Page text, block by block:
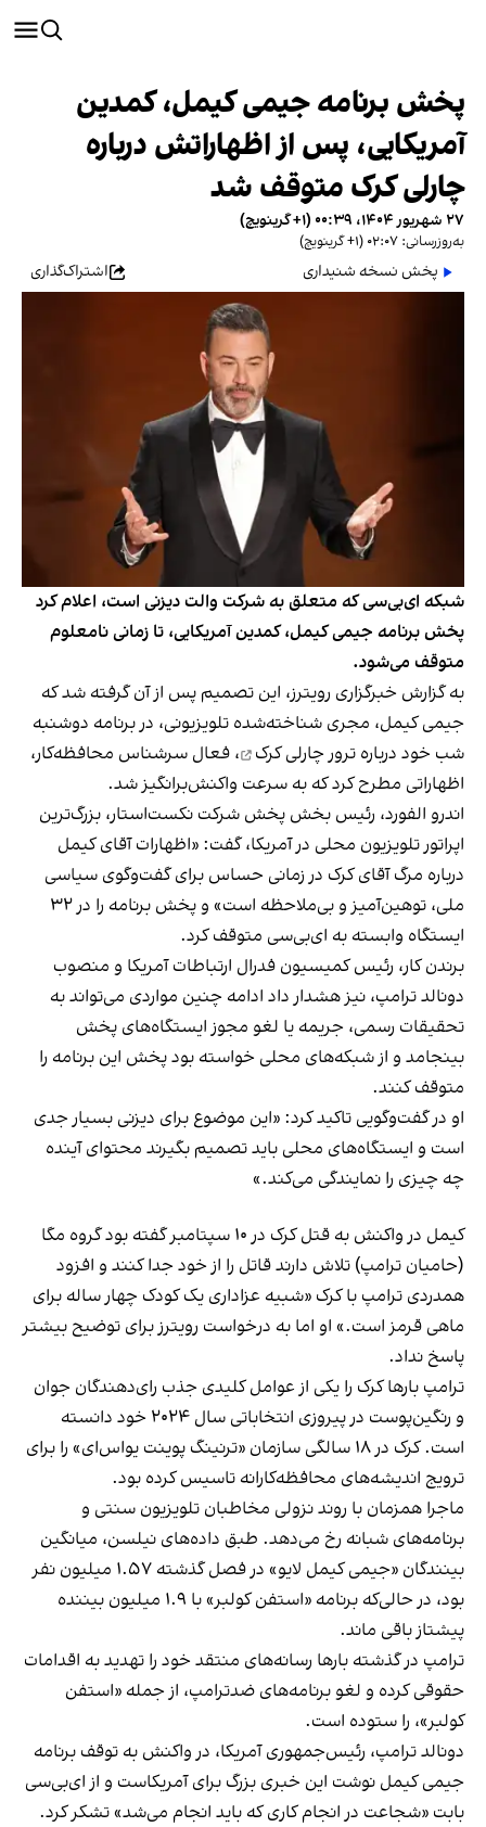
پخش برنامه جیمی کیمل، کمدین
آمریکایی، پس از اظهاراتش درباره
چارلی کرک متوقف شد
۲۷ شهریور ۱۴۰۴، ۰۰:۳۹ (‎+۱ گرینویچ)
به‌روزرسانی: ۰۲:۰۷ (‎+۱ گرینویچ)
پخش نسخه شنیداری اشتراک‌گذاری
شبکه ای‌بی‌سی که متعلق به شرکت والت دیزنی است، اعلام کرد
پخش برنامه جیمی کیمل، کمدین آمریکایی، تا زمانی نامعلوم
متوقف می‌شود.
به گزارش خبرگزاری رویترز، این تصمیم پس از آن گرفته شد که
جیمی کیمل، مجری شناخته‌شده تلویزیونی، در برنامه دوشنبه
شب خود درباره ترور چارلی کرک
، فعال سرشناس محافظه‌کار،
اظهاراتی مطرح کرد که به سرعت واکنش‌برانگیز شد.
اندرو الفورد، رئیس بخش پخش شرکت نکست‌استار، بزرگ‌ترین
اپراتور تلویزیون محلی در آمریکا، گفت: «اظهارات آقای کیمل
درباره مرگ آقای کرک در زمانی حساس برای گفت‌وگوی سیاسی
ملی، توهین‌آمیز و بی‌ملاحظه است» و پخش برنامه را در ۳۲
ایستگاه وابسته به ای‌بی‌سی متوقف کرد.
برندن کار، رئیس کمیسیون فدرال ارتباطات آمریکا و منصوب
دونالد ترامپ، نیز هشدار داد ادامه چنین مواردی می‌تواند به
تحقیقات رسمی، جریمه یا لغو مجوز ایستگاه‌های پخش
بینجامد و از شبکه‌های محلی خواسته بود پخش این برنامه را
متوقف کنند.
او در گفت‌وگویی تاکید کرد: «این موضوع برای دیزنی بسیار جدی
است و ایستگاه‌های محلی باید تصمیم بگیرند محتوای آینده
چه چیزی را نمایندگی می‌کند.»
کیمل در واکنش به قتل کرک در ۱۰ سپتامبر گفته بود گروه مگا
(حامیان ترامپ) تلاش دارند قاتل را از خود جدا کنند و افزود
همدردی ترامپ با کرک «شبیه عزاداری یک کودک چهار ساله برای
ماهی قرمز است.» او اما به درخواست رویترز برای توضیح بیشتر
پاسخ نداد.
ترامپ بارها کرک را یکی از عوامل کلیدی جذب رای‌دهندگان جوان
و رنگین‌پوست در پیروزی انتخاباتی سال ۲۰۲۴ خود دانسته
است. کرک در ۱۸ سالگی سازمان «ترنینگ پوینت یو‌اس‌ای» را برای
ترویج اندیشه‌های محافظه‌کارانه تاسیس کرده بود.
ماجرا همزمان با روند نزولی مخاطبان تلویزیون سنتی و
برنامه‌های شبانه رخ می‌دهد. طبق داده‌های نیلسن، میانگین
بینندگان «جیمی کیمل لایو» در فصل گذشته ۱.۵۷ میلیون نفر
بود، در حالی‌که برنامه «استفن کولبر» با ۱.۹ میلیون بیننده
پیشتاز باقی ماند.
ترامپ در گذشته بارها رسانه‌های منتقد خود را تهدید به اقدامات
حقوقی کرده و لغو برنامه‌های ضدترامپ، از جمله «استفن
کولبر»، را ستوده است.
دونالد ترامپ، رئیس‌جمهوری آمریکا، در واکنش به توقف برنامه
جیمی کیمل نوشت این خبری بزرگ برای آمریکاست و از ای‌بی‌سی
بابت «شجاعت در انجام کاری که باید انجام می‌شد» تشکر کرد.